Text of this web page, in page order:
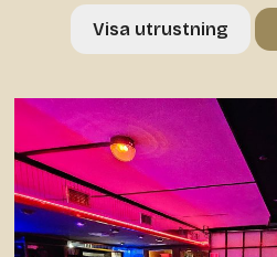
Visa utrustning